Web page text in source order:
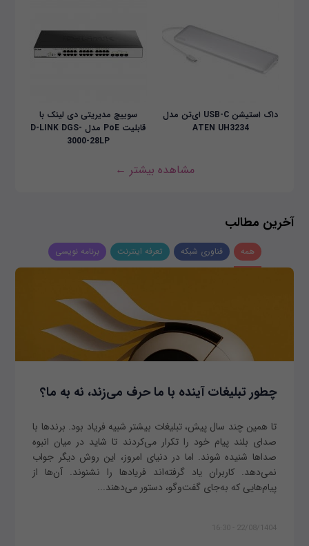
داک استیشن USB-C ای‌تن مدل
ATEN UH3234
سوییچ مدیریتی دی لینک با
قابلیت PoE مدل D-LINK DGS-
3000-28LP
مشاهده بیشتر ←
آخرین مطالب
همه فناوری شبکه تعرفه اینترنت برنامه نویسی
چطور تبلیغات آینده با ما حرف می‌زند، نه به ما؟
تا همین چند سال پیش، تبلیغات بیشتر شبیه فریاد بود. برندها با
صدای بلند پیام خود را تکرار می‌کردند تا شاید در میان انبوه
صداها شنیده شوند. اما در دنیای امروز، این روش دیگر جواب
نمی‌دهد. کاربران یاد گرفته‌اند فریادها را نشنوند. آن‌ها از
پیام‌هایی که به‌جای گفت‌وگو، دستور می‌دهند...
22/08/1404 - 16:30